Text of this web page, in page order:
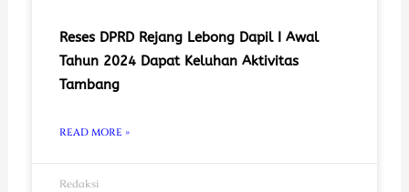
Reses DPRD Rejang Lebong Dapil I Awal
Tahun 2024 Dapat Keluhan Aktivitas
Tambang
READ MORE »
Redaksi